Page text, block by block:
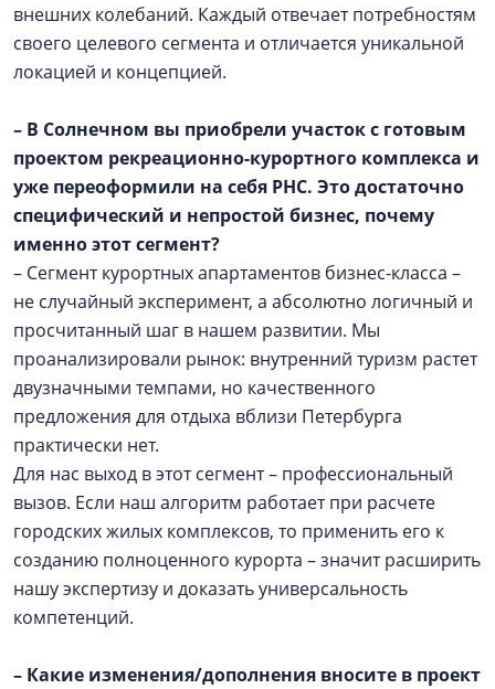
внешних колебаний. Каждый отвечает потребностям
своего целевого сегмента и отличается уникальной
локацией и концепцией.
– В Солнечном вы приобрели участок с готовым
проектом рекреационно-курортного комплекса и
уже переоформили на себя РНС. Это достаточно
специфический и непростой бизнес, почему
именно этот сегмент?
– Сегмент курортных апартаментов бизнес-класса –
не случайный эксперимент, а абсолютно логичный и
просчитанный шаг в нашем развитии. Мы
проанализировали рынок: внутренний туризм растет
двузначными темпами, но качественного
предложения для отдыха вблизи Петербурга
практически нет.
Для нас выход в этот сегмент – профессиональный
вызов. Если наш алгоритм работает при расчете
городских жилых комплексов, то применить его к
созданию полноценного курорта – значит расширить
нашу экспертизу и доказать универсальность
компетенций.
– Какие изменения/дополнения вносите в проект